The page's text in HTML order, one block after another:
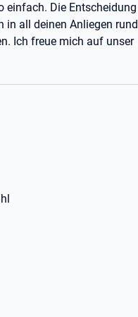
einfach. Die Entscheidung
in all deinen Anliegen rund
Ich freue mich auf unser